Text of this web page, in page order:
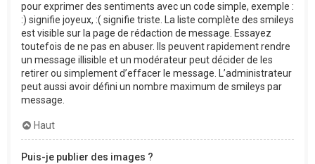
pour exprimer des sentiments avec un code simple, exemple :
:) signifie joyeux, :( signifie triste. La liste complète des smileys
est visible sur la page de rédaction de message. Essayez
toutefois de ne pas en abuser. Ils peuvent rapidement rendre
un message illisible et un modérateur peut décider de les
retirer ou simplement d’effacer le message. L’administrateur
peut aussi avoir défini un nombre maximum de smileys par
message.
Haut
Puis-je publier des images ?